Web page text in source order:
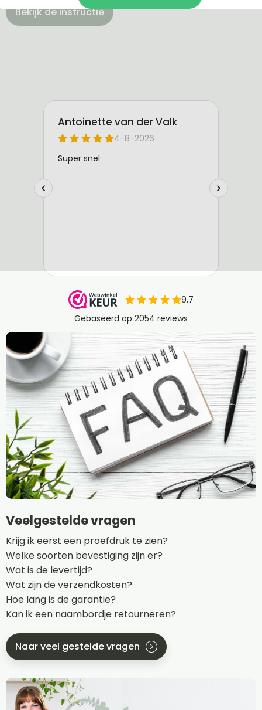
Bekijk de instructie
Veelgestelde vragen
Krijg ik eerst een proefdruk te zien?
Welke soorten bevestiging zijn er?
Wat is de levertijd?
Wat zijn de verzendkosten?
Hoe lang is de garantie?
Kan ik een naambordje retourneren?
Naar veel gestelde vragen